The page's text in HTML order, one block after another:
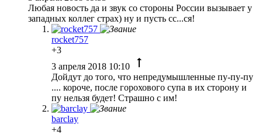
Любая новость да и звук со стороны России вызывает у
западных коллег страх) ну и пусть сс...ся!
rocket757
+3
3 апреля 2018 10:10
Дойдут до того, что непредумышленные пу-пу-пу
.... короче, после горохового супа в их сторону и
пу нельзя будет! Страшно с им!
barclay
+4